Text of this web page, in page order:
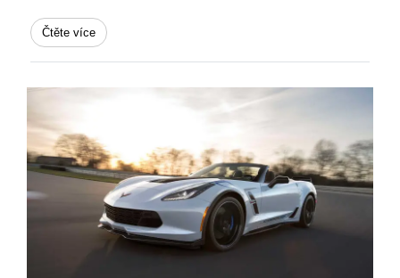
Čtěte více